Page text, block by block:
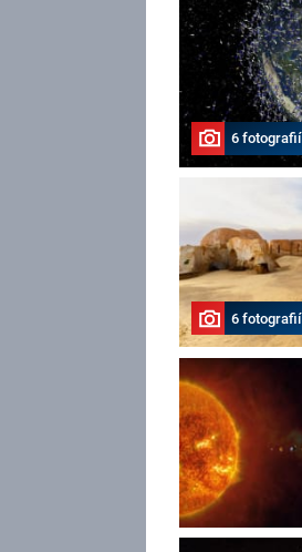
6 fotografií
6 fotografií